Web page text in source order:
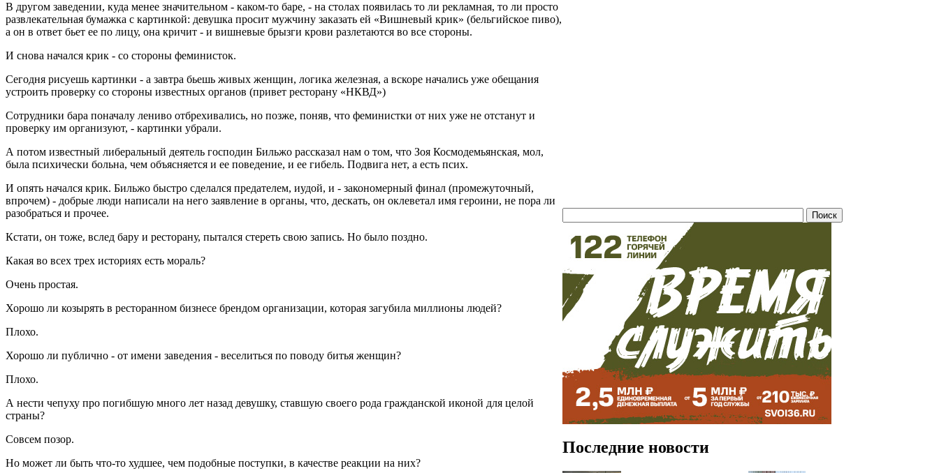
В другом заведении, куда менее значительном - каком-то баре, - на столах появилась то ли рекламная, то ли просто
развлекательная бумажка с картинкой: девушка просит мужчину заказать ей «Вишневый крик» (бельгийское пиво),
а он в ответ бьет ее по лицу, она кричит - и вишневые брызги крови разлетаются во все стороны.
И снова начался крик - со стороны феминисток.
Сегодня рисуешь картинки - а завтра бьешь живых женщин, логика железная, а вскоре начались уже обещания
устроить проверку со стороны известных органов (привет ресторану «НКВД»)
Сотрудники бара поначалу лениво отбрехивались, но позже, поняв, что феминистки от них уже не отстанут и
проверку им организуют, - картинки убрали.
А потом известный либеральный деятель господин Бильжо рассказал нам о том, что Зоя Космодемьянская, мол,
была психически больна, чем объясняется и ее поведение, и ее гибель. Подвига нет, а есть псих.
И опять начался крик. Бильжо быстро сделался предателем, иудой, и - закономерный финал (промежуточный,
впрочем) - добрые люди написали на него заявление в органы, что, дескать, он оклеветал имя героини, не пора ли
разобраться и прочее.
Кстати, он тоже, вслед бару и ресторану, пытался стереть свою запись. Но было поздно.
Какая во всех трех историях есть мораль?
Очень простая.
Хорошо ли козырять в ресторанном бизнесе брендом организации, которая загубила миллионы людей?
Плохо.
Хорошо ли публично - от имени заведения - веселиться по поводу битья женщин?
Плохо.
А нести чепуху про погибшую много лет назад девушку, ставшую своего рода гражданской иконой для целой
страны?
Совсем позор.
Но может ли быть что-то худшее, чем подобные поступки, в качестве реакции на них?
Последние новости